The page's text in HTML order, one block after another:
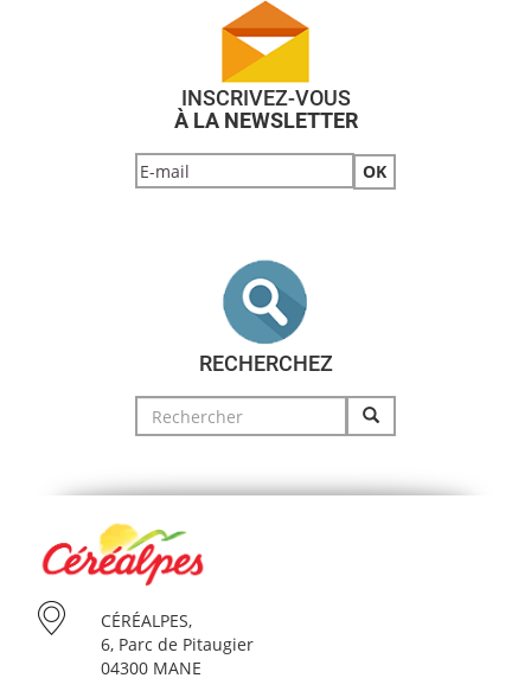
INSCRIVEZ-VOUS
À LA NEWSLETTER
RECHERCHEZ
Search
for:
CÉRÉALPES,
6, Parc de Pitaugier
04300 MANE